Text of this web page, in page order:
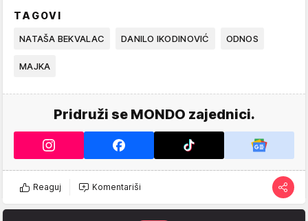
TAGOVI
NATAŠA BEKVALAC DANILO IKODINOVIĆ ODNOS
MAJKA
Pridruži se MONDO zajednici.
Reaguj Komentariši